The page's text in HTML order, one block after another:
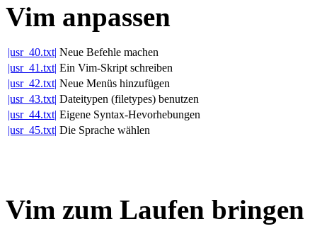
Vim anpassen
|usr_40.txt| Neue Befehle machen
|usr_41.txt| Ein Vim-Skript schreiben
|usr_42.txt| Neue Menüs hinzufügen
|usr_43.txt| Dateitypen (filetypes) benutzen
|usr_44.txt| Eigene Syntax-Hevorhebungen
|usr_45.txt| Die Sprache wählen
Vim zum Laufen bringen